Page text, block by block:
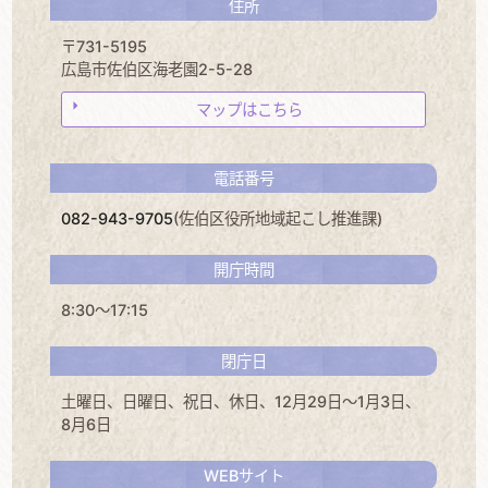
住所
〒731-5195
広島市佐伯区海老園2-5-28
マップはこちら
電話番号
082-943-9705(佐伯区役所地域起こし推進課)
開庁時間
8:30～17:15
閉庁日
土曜日、日曜日、祝日、休日、12月29日～1月3日、
8月6日
WEBサイト